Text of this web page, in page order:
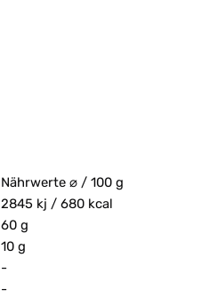
Nährwerte ⌀ / 100 g
2845 kj / 680 kcal
60 g
10 g
-
-